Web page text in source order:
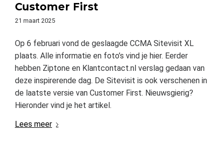
Customer First
21 maart 2025
Op 6 februari vond de geslaagde CCMA Sitevisit XL
plaats. Alle informatie en foto’s vind je hier. Eerder
hebben Ziptone en Klantcontact.nl verslag gedaan van
deze inspirerende dag. De Sitevisit is ook verschenen in
de laatste versie van Customer First. Nieuwsgierig?
Hieronder vind je het artikel.
Lees meer